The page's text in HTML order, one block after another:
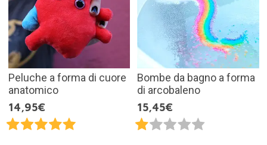
Peluche a forma di cuore
anatomico
14,95€
Bombe da bagno a forma
di arcobaleno
15,45€